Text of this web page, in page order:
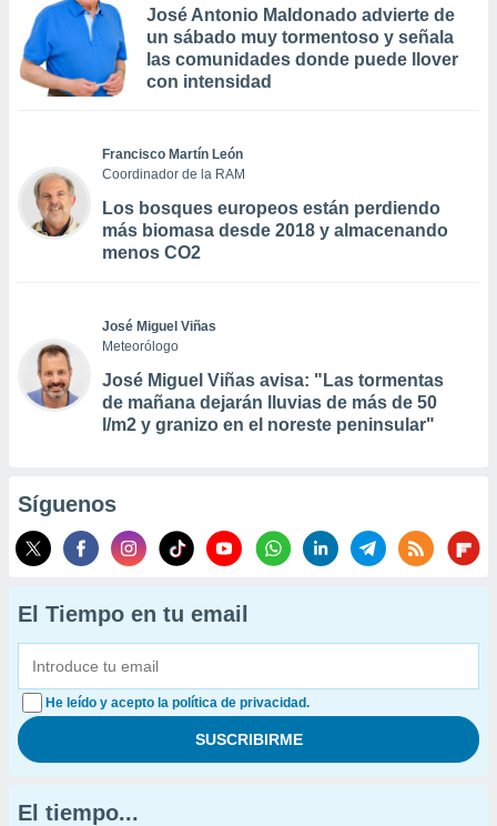
José Antonio Maldonado advierte de
un sábado muy tormentoso y señala
las comunidades donde puede llover
con intensidad
Francisco Martín León
Coordinador de la RAM
Los bosques europeos están perdiendo
más biomasa desde 2018 y almacenando
menos CO2
José Miguel Viñas
Meteorólogo
José Miguel Viñas avisa: "Las tormentas
de mañana dejarán lluvias de más de 50
l/m2 y granizo en el noreste peninsular"
Síguenos
El Tiempo en tu email
He leído y acepto la política de privacidad.
El tiempo...